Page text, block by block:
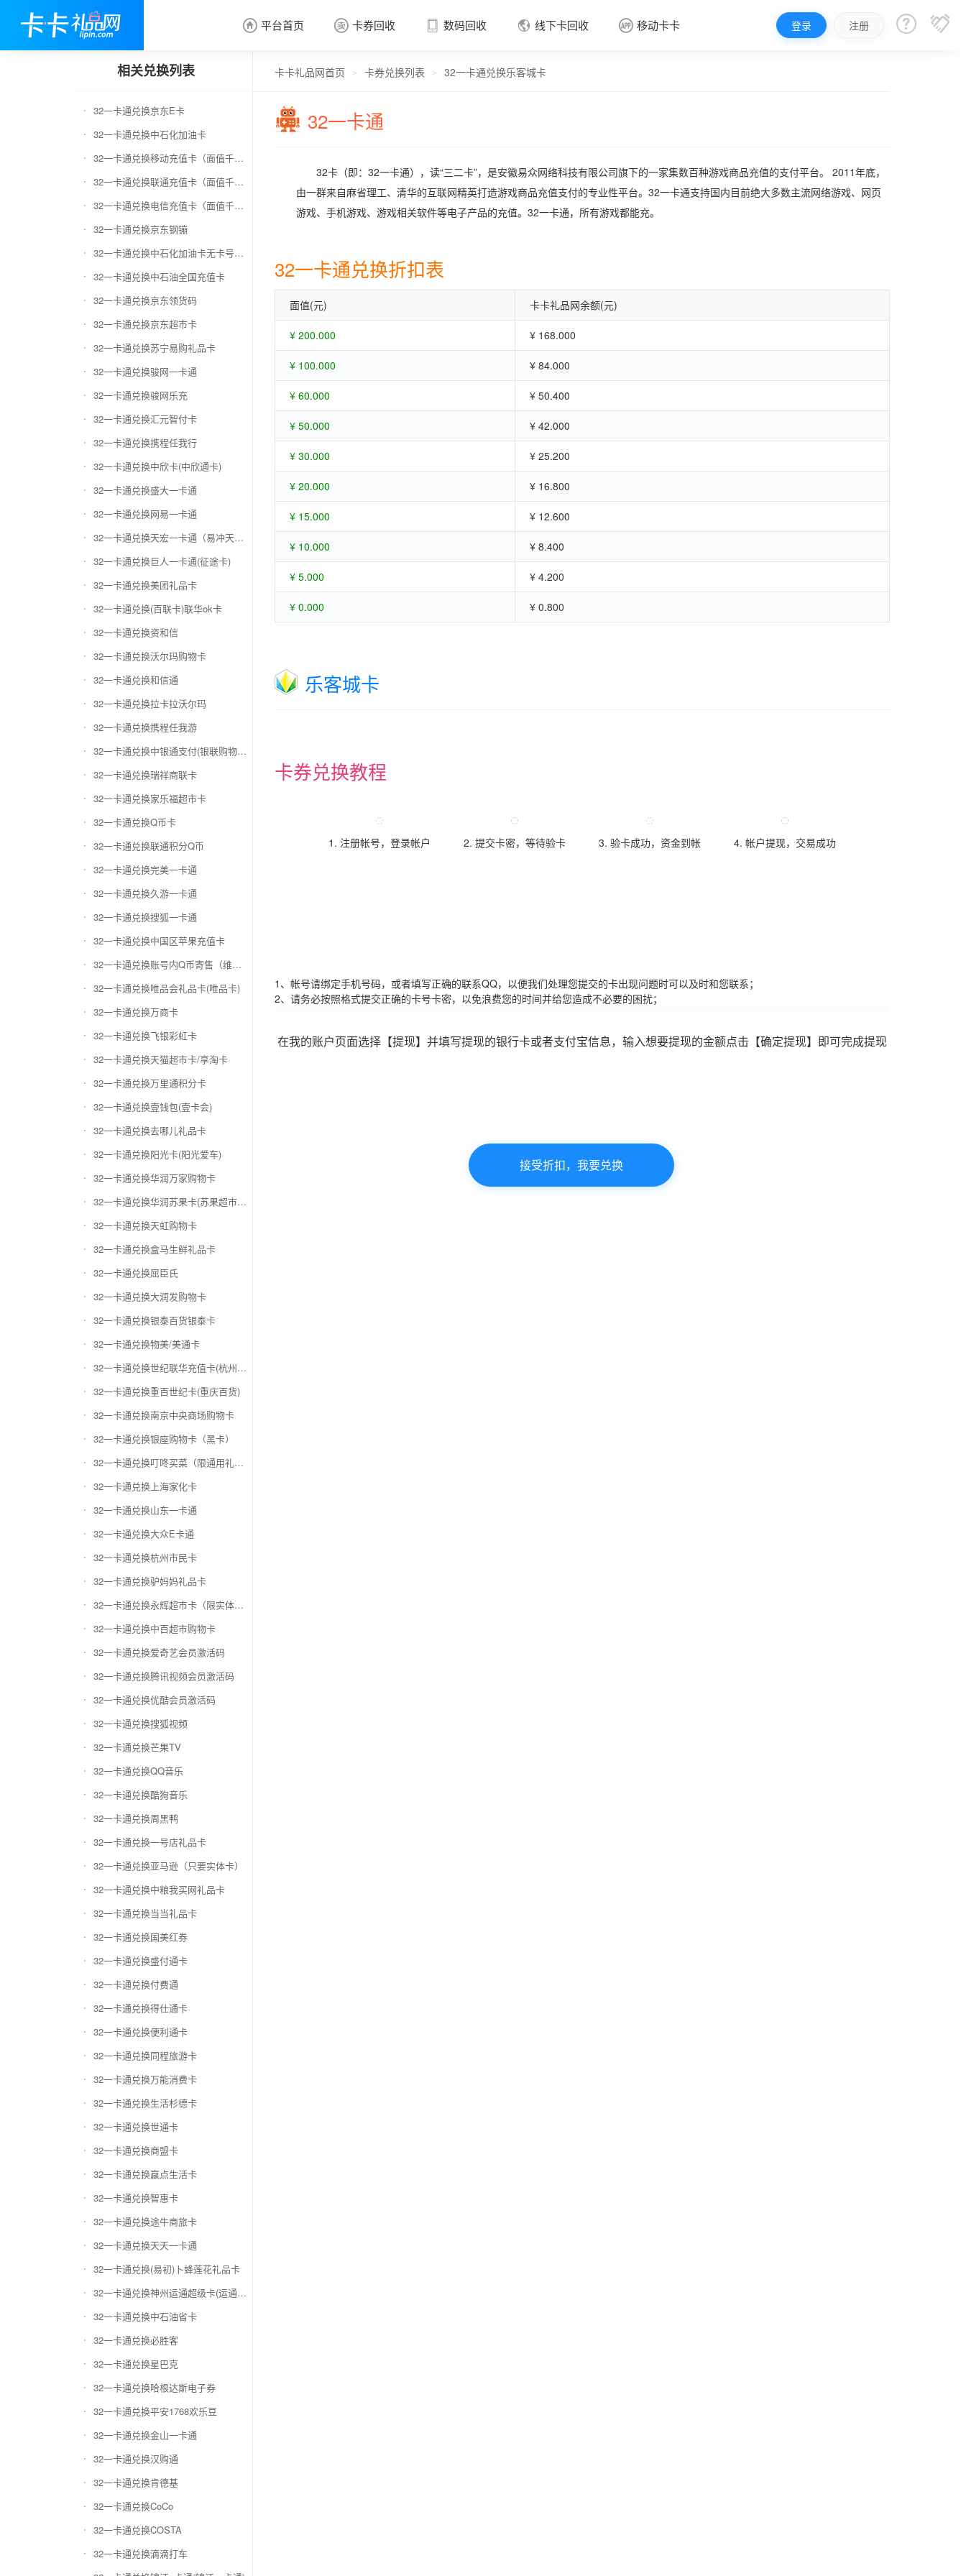
 平台首页  卡券回收
 卡券回收
 数码回收  线下卡回收  移动卡卡 登录 注册  
相关兑换列表
32一卡通兑换京东E卡
32一卡通兑换中石化加油卡
32一卡通兑换移动充值卡（面值千万别选错）
32一卡通兑换联通充值卡（面值千万别选错）
32一卡通兑换电信充值卡（面值千万别选错）
32一卡通兑换京东钢镚
32一卡通兑换中石化加油卡无卡号（面值千万别选错）
32一卡通兑换中石油全国充值卡
32一卡通兑换京东领货码
32一卡通兑换京东超市卡
32一卡通兑换苏宁易购礼品卡
32一卡通兑换骏网一卡通
32一卡通兑换骏网乐充
32一卡通兑换汇元智付卡
32一卡通兑换携程任我行
32一卡通兑换中欣卡(中欣通卡)
32一卡通兑换盛大一卡通
32一卡通兑换网易一卡通
32一卡通兑换天宏一卡通（易冲天宏卡）
32一卡通兑换巨人一卡通(征途卡)
32一卡通兑换美团礼品卡
32一卡通兑换(百联卡)联华ok卡
32一卡通兑换资和信
32一卡通兑换沃尔玛购物卡
32一卡通兑换和信通
32一卡通兑换拉卡拉沃尔玛
32一卡通兑换携程任我游
32一卡通兑换中银通支付(银联购物卡)
32一卡通兑换瑞祥商联卡
32一卡通兑换家乐福超市卡
32一卡通兑换Q币卡
32一卡通兑换联通积分Q币
32一卡通兑换完美一卡通
32一卡通兑换久游一卡通
32一卡通兑换搜狐一卡通
32一卡通兑换中国区苹果充值卡
32一卡通兑换账号内Q币寄售（维护中）
32一卡通兑换唯品会礼品卡(唯品卡)
32一卡通兑换万商卡
32一卡通兑换飞银彩虹卡
32一卡通兑换天猫超市卡/享淘卡
32一卡通兑换万里通积分卡
32一卡通兑换壹钱包(壹卡会)
32一卡通兑换去哪儿礼品卡
32一卡通兑换阳光卡(阳光爱车)
32一卡通兑换华润万家购物卡
32一卡通兑换华润苏果卡(苏果超市卡)（维护 请暂停提交）
32一卡通兑换天虹购物卡
32一卡通兑换盒马生鲜礼品卡
32一卡通兑换屈臣氏
32一卡通兑换大润发购物卡
32一卡通兑换银泰百货银泰卡
32一卡通兑换物美/美通卡
32一卡通兑换世纪联华充值卡(杭州联华)
32一卡通兑换重百世纪卡(重庆百货)
32一卡通兑换南京中央商场购物卡
32一卡通兑换银座购物卡（黑卡）
32一卡通兑换叮咚买菜（限通用礼品卡）
32一卡通兑换上海家化卡
32一卡通兑换山东一卡通
32一卡通兑换大众E卡通
32一卡通兑换杭州市民卡
32一卡通兑换驴妈妈礼品卡
32一卡通兑换永辉超市卡（限实体卡）
32一卡通兑换中百超市购物卡
32一卡通兑换爱奇艺会员激活码
32一卡通兑换腾讯视频会员激活码
32一卡通兑换优酷会员激活码
32一卡通兑换搜狐视频
32一卡通兑换芒果TV
32一卡通兑换QQ音乐
32一卡通兑换酷狗音乐
32一卡通兑换周黑鸭
32一卡通兑换一号店礼品卡
32一卡通兑换亚马逊（只要实体卡）
32一卡通兑换中粮我买网礼品卡
32一卡通兑换当当礼品卡
32一卡通兑换国美红券
32一卡通兑换盛付通卡
32一卡通兑换付费通
32一卡通兑换得仕通卡
32一卡通兑换便利通卡
32一卡通兑换同程旅游卡
32一卡通兑换万能消费卡
32一卡通兑换生活杉德卡
32一卡通兑换世通卡
32一卡通兑换商盟卡
32一卡通兑换赢点生活卡
32一卡通兑换智惠卡
32一卡通兑换途牛商旅卡
32一卡通兑换天天一卡通
32一卡通兑换(易初)卜蜂莲花礼品卡
32一卡通兑换神州运通超级卡(运通网购卡)
32一卡通兑换中石油省卡
32一卡通兑换必胜客
32一卡通兑换星巴克
32一卡通兑换哈根达斯电子券
32一卡通兑换平安1768欢乐豆
32一卡通兑换金山一卡通
32一卡通兑换汉购通
32一卡通兑换肯德基
32一卡通兑换CoCo
32一卡通兑换COSTA
32一卡通兑换滴滴打车
卡卡礼品网首页 > 卡券兑换列表 > 32一卡通兑换乐客城卡
32一卡通
32卡（即：32一卡通），读“三二卡”，是安徽易众网络科技有限公司旗下的一家集数百种游戏商品充值的支付平台。 2011年底，
由一群来自麻省理工、清华的互联网精英打造游戏商品充值支付的专业性平台。32一卡通支持国内目前绝大多数主流网络游戏、网页
游戏、手机游戏、游戏相关软件等电子产品的充值。32一卡通，所有游戏都能充。
32一卡通兑换折扣表
面值(元) 卡卡礼品网余额(元)
¥ 200.000 ¥ 168.000
¥ 100.000 ¥ 84.000
¥ 60.000 ¥ 50.400
¥ 50.000 ¥ 42.000
¥ 30.000 ¥ 25.200
¥ 20.000 ¥ 16.800
¥ 15.000 ¥ 12.600
¥ 10.000 ¥ 8.400
¥ 5.000 ¥ 4.200
¥ 0.000 ¥ 0.800
乐客城卡
卡券兑换教程
1. 注册帐号，登录帐户 2. 提交卡密，等待验卡 3. 验卡成功，资金到帐 4. 帐户提现，交易成功
1、帐号请绑定手机号码，或者填写正确的联系QQ，以便我们处理您提交的卡出现问题时可以及时和您联系；
2、请务必按照格式提交正确的卡号卡密，以免浪费您的时间并给您造成不必要的困扰；
在我的账户页面选择【提现】并填写提现的银行卡或者支付宝信息，输入想要提现的金额点击【确定提现】即可完成提现
接受折扣，我要兑换